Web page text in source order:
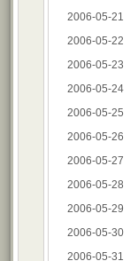
2006-05-21
2006-05-22
2006-05-23
2006-05-24
2006-05-25
2006-05-26
2006-05-27
2006-05-28
2006-05-29
2006-05-30
2006-05-31